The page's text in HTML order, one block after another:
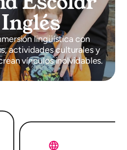
lingüística con
actividades culturales y
vínculos inolvidables.